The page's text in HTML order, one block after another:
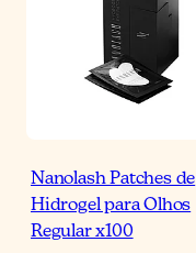
Nanolash Patches de
Hidrogel para Olhos
Regular x100